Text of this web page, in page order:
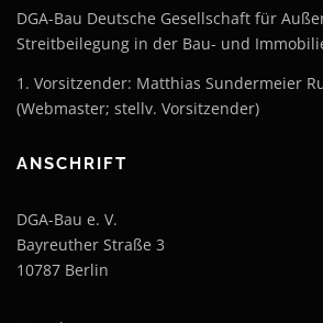
DGA-Bau Deutsche Gesellschaft für
Streitbeilegung in der Bau- und
1. Vorsitzender: Matthias Sundermeier
(Webmaster; stellv. Vorsitzender)
ANSCHRIFT
DGA-Bau e. V.
Bayreuther Straße 3
10787 Berlin